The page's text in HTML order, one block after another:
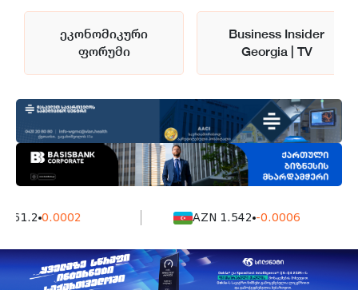
ეკონომიკური
ფორუმი
Business Insider
Georgia | TV
0.0002 AZN 1.542 -0.0006